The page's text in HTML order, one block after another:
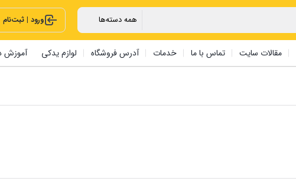
ورود | ثبت‌نام
مقالات سایت تماس با ما خدمات آدرس فروشگاه لوازم یدکی آموزش